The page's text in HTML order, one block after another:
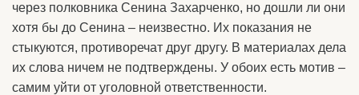
через полковника Сенина Захарченко, но дошли ли они
хотя бы до Сенина – неизвестно. Их показания не
стыкуются, противоречат друг другу. В материалах дела
их слова ничем не подтверждены. У обоих есть мотив –
самим уйти от уголовной ответственности.